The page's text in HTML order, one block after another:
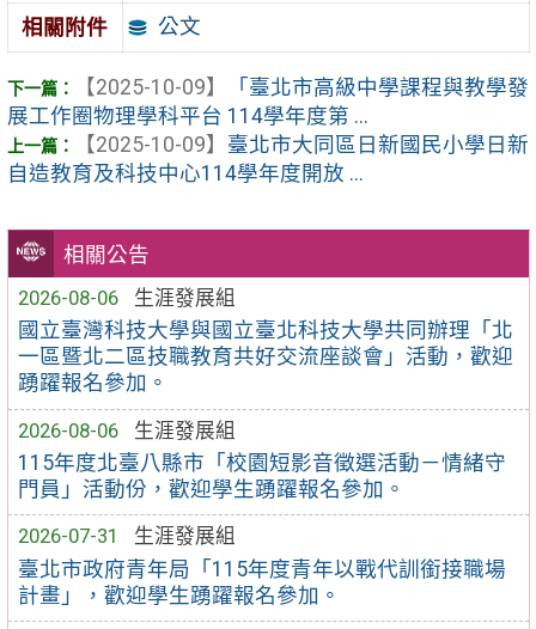
相關公告
2026-08-06
生涯發展組
國立臺灣科技大學與國立臺北科技大學共同辦理「北
一區暨北二區技職教育共好交流座談會」活動，歡迎
踴躍報名參加。
2026-08-06
生涯發展組
115年度北臺八縣市「校園短影音徵選活動－情緒守
門員」活動份，歡迎學生踴躍報名參加。
2026-07-31
生涯發展組
臺北市政府青年局「115年度青年以戰代訓銜接職場
計畫」，歡迎學生踴躍報名參加。
相關附件 公文
【2025-10-09】
「臺北市高級中學課程與教學發
展工作圈物理學科平台 114學年度第 ...
【2025-10-09】 臺北市大同區日新國民小學日新
自造教育及科技中心114學年度開放 ...